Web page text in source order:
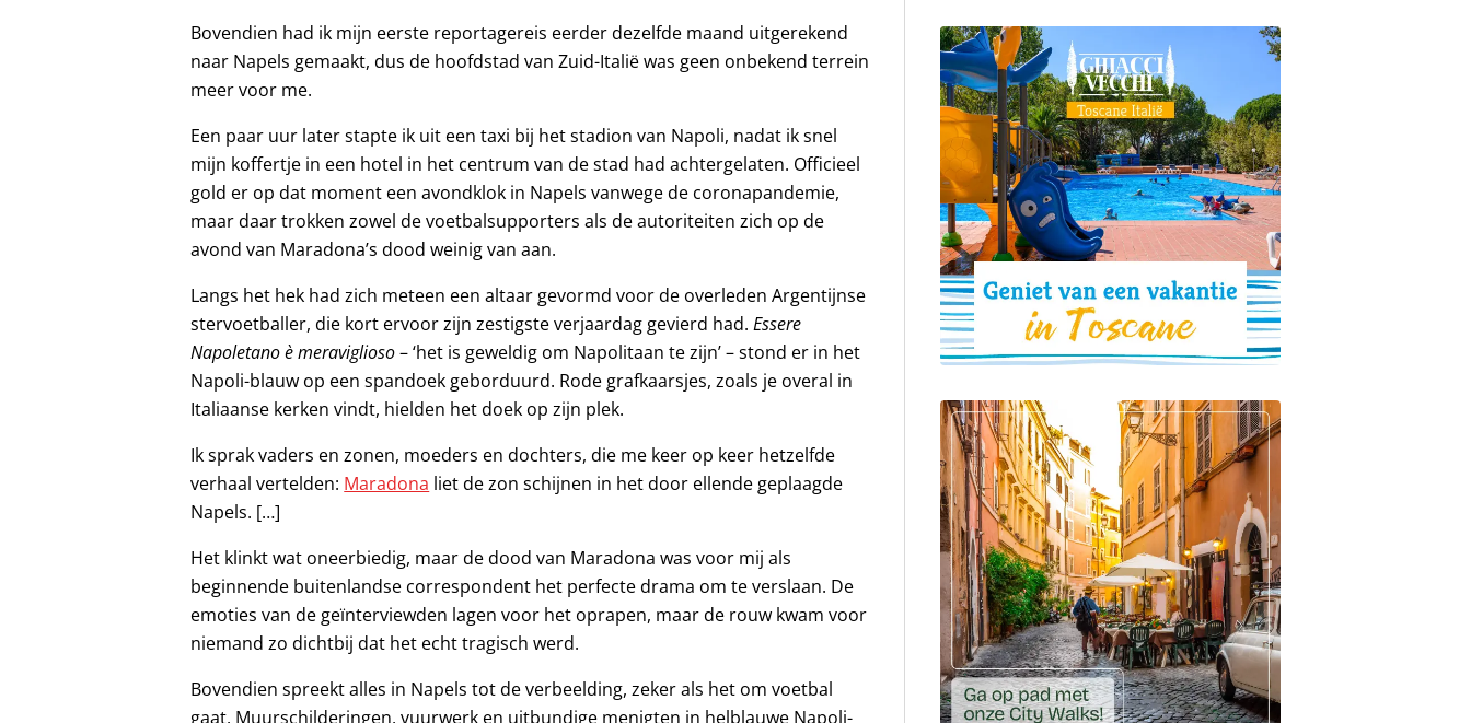
Bovendien had ik mijn eerste reportagereis eerder dezelfde maand uitgerekend
naar Napels gemaakt, dus de hoofdstad van Zuid-Italië was geen onbekend terrein
meer voor me.
Een paar uur later stapte ik uit een taxi bij het stadion van Napoli, nadat ik snel
mijn koffertje in een hotel in het centrum van de stad had achtergelaten. Officieel
gold er op dat moment een avondklok in Napels vanwege de coronapandemie,
maar daar trokken zowel de voetbalsupporters als de autoriteiten zich op de
avond van Maradona’s dood weinig van aan.
Langs het hek had zich meteen een altaar gevormd voor de overleden Argentijnse
stervoetballer, die kort ervoor zijn zestigste verjaardag gevierd had.Essere
Napoletano è meraviglioso– ‘het is geweldig om Napolitaan te zijn’ – stond er in het
Napoli-blauw op een spandoek geborduurd. Rode grafkaarsjes, zoals je overal in
Italiaanse kerken vindt, hielden het doek op zijn plek.
Ik sprak vaders en zonen, moeders en dochters, die me keer op keer hetzelfde
verhaal vertelden: Maradona liet de zon schijnen in het door ellende geplaagde
Napels. […]
Het klinkt wat oneerbiedig, maar de dood van Maradona was voor mij als
beginnende buitenlandse correspondent het perfecte drama om te verslaan. De
emoties van de geïnterviewden lagen voor het oprapen, maar de rouw kwam voor
niemand zo dichtbij dat het echt tragisch werd.
Bovendien spreekt alles in Napels tot de verbeelding, zeker als het om voetbal
gaat. Muurschilderingen, vuurwerk en uitbundige menigten in helblauwe Napoli-